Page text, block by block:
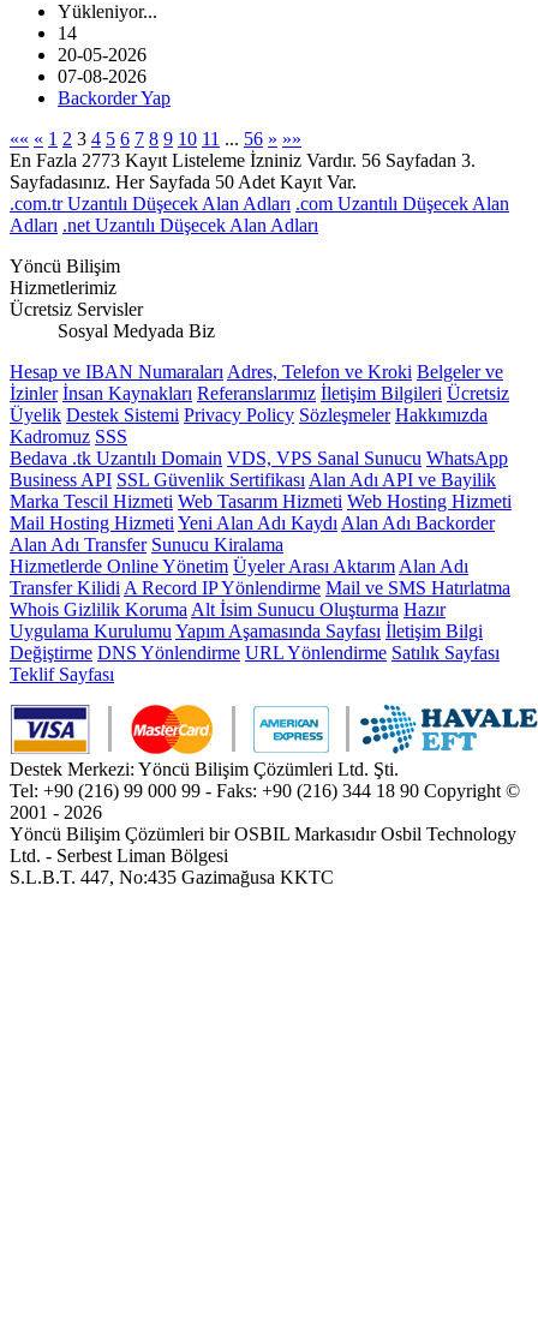
Yükleniyor...
14
20-05-2026
07-08-2026
Backorder Yap
«« « 1 2 3 4 5 6 7 8 9 10 11 ... 56 » »»
En Fazla 2773 Kayıt Listeleme İzniniz Vardır. 56 Sayfadan 3.
Sayfadasınız. Her Sayfada 50 Adet Kayıt Var.
.com.tr Uzantılı Düşecek Alan Adları .com Uzantılı Düşecek Alan
Adları .net Uzantılı Düşecek Alan Adları
Yöncü Bilişim
Hizmetlerimiz
Ücretsiz Servisler
Sosyal Medyada Biz
Hesap ve IBAN Numaraları Adres, Telefon ve Kroki Belgeler ve
İzinler İnsan Kaynakları Referanslarımız İletişim Bilgileri Ücretsiz
Üyelik Destek Sistemi Privacy Policy Sözleşmeler Hakkımızda
Kadromuz SSS
Bedava .tk Uzantılı Domain VDS, VPS Sanal Sunucu WhatsApp
Business API SSL Güvenlik Sertifikası Alan Adı API ve Bayilik
Marka Tescil Hizmeti Web Tasarım Hizmeti Web Hosting Hizmeti
Mail Hosting Hizmeti Yeni Alan Adı Kaydı Alan Adı Backorder
Alan Adı Transfer Sunucu Kiralama
Hizmetlerde Online Yönetim Üyeler Arası Aktarım Alan Adı
Transfer Kilidi A Record IP Yönlendirme Mail ve SMS Hatırlatma
Whois Gizlilik Koruma Alt İsim Sunucu Oluşturma Hazır
Uygulama Kurulumu Yapım Aşamasında Sayfası İletişim Bilgi
Değiştirme DNS Yönlendirme URL Yönlendirme Satılık Sayfası
Teklif Sayfası
Destek Merkezi: Yöncü Bilişim Çözümleri Ltd. Şti.
Tel: +90 (216) 99 000 99 - Faks: +90 (216) 344 18 90 Copyright ©
2001 - 2026
Yöncü Bilişim Çözümleri bir OSBIL Markasıdır Osbil Technology
Ltd. - Serbest Liman Bölgesi
S.L.B.T. 447, No:435 Gazimağusa KKTC